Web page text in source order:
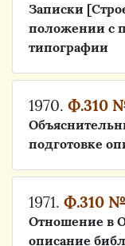
Записки
положении с
типографии
1970. Ф.310
подготовке
1971. Ф.310
Отношение в
описание